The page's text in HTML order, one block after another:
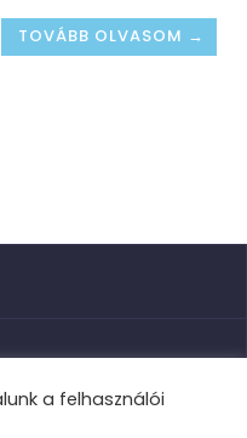
TOVÁBB OLVASOM →
a felhasználói